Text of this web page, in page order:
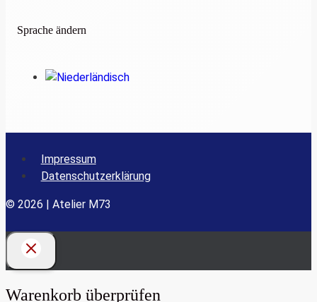
Sprache ändern
Impressum
Datenschutzerklärung
© 2026 | Atelier M73
Warenkorb überprüfen